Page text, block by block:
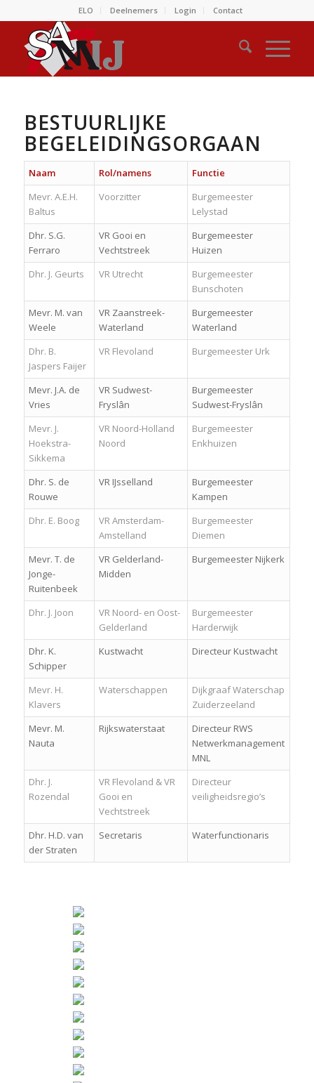
ELO Deelnemers Login Contact
BESTUURLIJKE
BEGELEIDINGSORGAAN
Naam Rol/namens
Functie
Mevr. A.E.H.
Baltus
Voorzitter
Burgemeester
Lelystad
Dhr. S.G.
Ferraro
VR Gooi en
Vechtstreek
Burgemeester
Huizen
Dhr. J. Geurts
VR Utrecht
Burgemeester
Bunschoten
Mevr. M. van
Weele
VR Zaanstreek-
Waterland
Burgemeester
Waterland
Dhr. B.
Jaspers Faijer
VR Flevoland Burgemeester Urk
Mevr. J.A. de
Vries
VR Sudwest-
Fryslân
Burgemeester
Sudwest-Fryslân
Mevr. J.
Hoekstra-
Sikkema
VR Noord-Holland
Noord
Burgemeester
Enkhuizen
Dhr. S. de
Rouwe
VR IJsselland
Burgemeester
Kampen
Dhr. E. Boog
VR Amsterdam-
Amstelland
Burgemeester
Diemen
Mevr. T. de
Jonge-
Ruitenbeek
VR Gelderland-
Midden
Burgemeester Nijkerk
Dhr. J. Joon
VR Noord- en Oost-
Gelderland
Burgemeester
Harderwijk
Dhr. K.
Schipper
Kustwacht Directeur Kustwacht
Mevr. H.
Klavers
Waterschappen
Dijkgraaf Waterschap
Zuiderzeeland
Mevr. M.
Nauta
Rijkswaterstaat
Directeur RWS
Netwerkmanagement
MNL
Dhr. J.
Rozendal
VR Flevoland & VR
Gooi en
Vechtstreek
Directeur
veiligheidsregio’s
Dhr. H.D. van
der Straten
Secretaris Waterfunctionaris